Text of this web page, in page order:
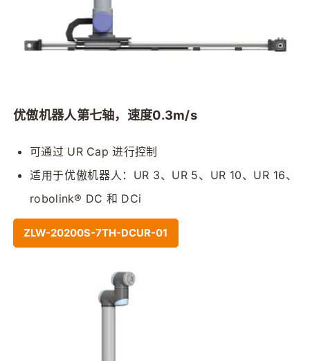
优傲机器人第七轴，速度0.3m/s
可通过 UR Cap 进行控制
适用于优傲机器人：UR 3、UR 5、UR 10、UR 16、
robolink® DC 和 DCi
ZLW-20200S-7TH-DCUR-01